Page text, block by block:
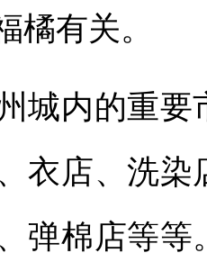
橘有关。
内的重要
衣店、洗染
弹棉店等等